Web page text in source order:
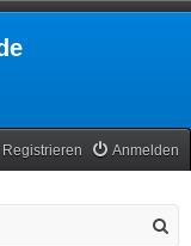
Anmelden
Registrieren